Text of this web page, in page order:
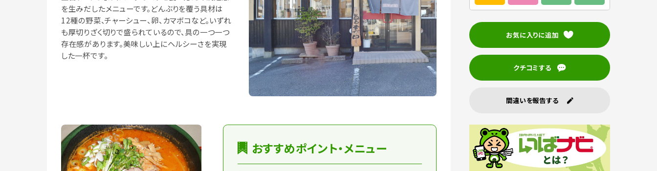
を生みだしたメニューです。どんぶりを覆う具材は
12種の野菜、チャーシュー、卵、カマボコなど。いずれ
も厚切りざく切りで盛られているので、具の一つ一つ
存在感があります。美味しい上にヘルシーさを実現
した一杯です。
おすすめポイント・メニュー
お気に入りに追加
クチコミする
間違いを報告する